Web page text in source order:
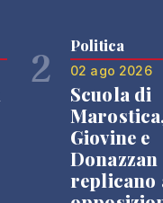
2 Politica
02 ago 2026
Scuola di
Giovine e
Donazzan
replicano